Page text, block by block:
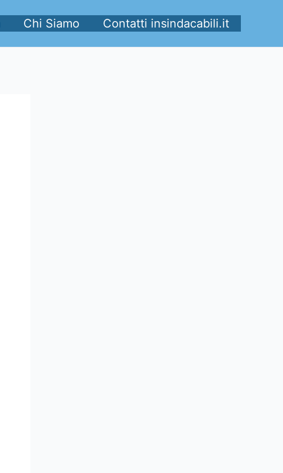
Chi Siamo Contatti insindacabili.it